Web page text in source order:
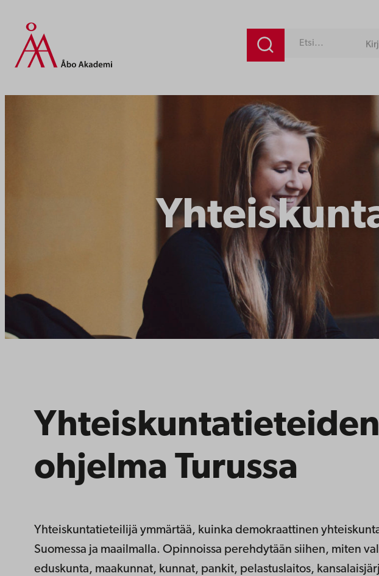
ohjelma­ Turussa
Yhteiskuntatieteilijä ymmärtää, kuinka demokraattinen
Suomessa ja maailmalla. Opinnoissa perehdytään siihen, miten
eduskunta, maakunnat, kunnat, pankit, pelastuslaitos,